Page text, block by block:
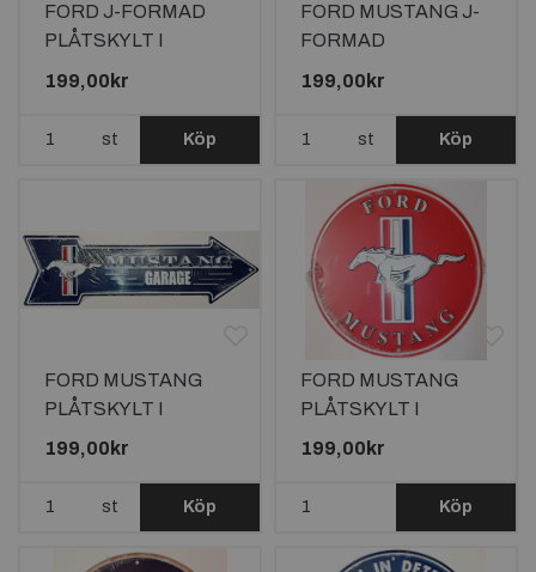
FORD J-FORMAD
PLÅTSKYLT I
ALUMINIUM
ca450x300mm
199,00kr
st Köp
FORD MUSTANG J-
FORMAD
PLÅTSKYLT I
ALUMINIUM
199,00kr
st Köp
FORD MUSTANG
PLÅTSKYLT I
ALUMINIUM
199,00kr
st Köp
FORD MUSTANG
PLÅTSKYLT I
ALUMINIUM
199,00kr
Köp